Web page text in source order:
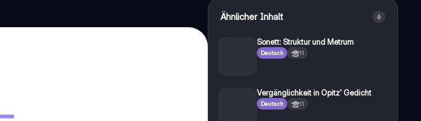
Ähnlicher Inhalt 6
Sonett: Struktur und Metrum
Deutsch 11
Vergänglichkeit in Opitz' Gedicht
Deutsch 11